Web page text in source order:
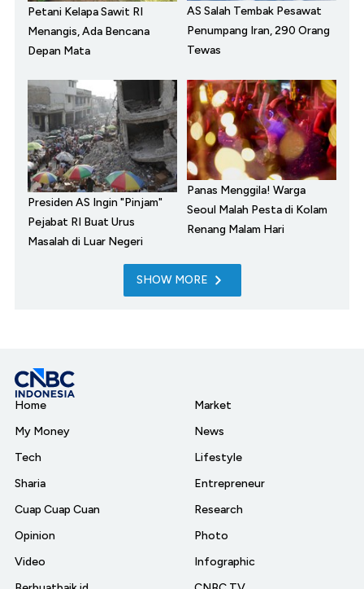
Petani Kelapa Sawit RI
Menangis, Ada Bencana
Depan Mata
AS Salah Tembak Pesawat
Penumpang Iran, 290 Orang
Tewas
Presiden AS Ingin "Pinjam"
Pejabat RI Buat Urus
Masalah di Luar Negeri
Panas Menggila! Warga
Seoul Malah Pesta di Kolam
Renang Malam Hari
SHOW MORE
Home
My Money
Tech
Sharia
Cuap Cuap Cuan
Opinion
Video
Market
News
Lifestyle
Entrepreneur
Research
Photo
Infographic